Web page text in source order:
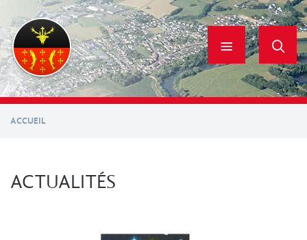
contenu
principal
ACCUEIL
ACTUALITÉS